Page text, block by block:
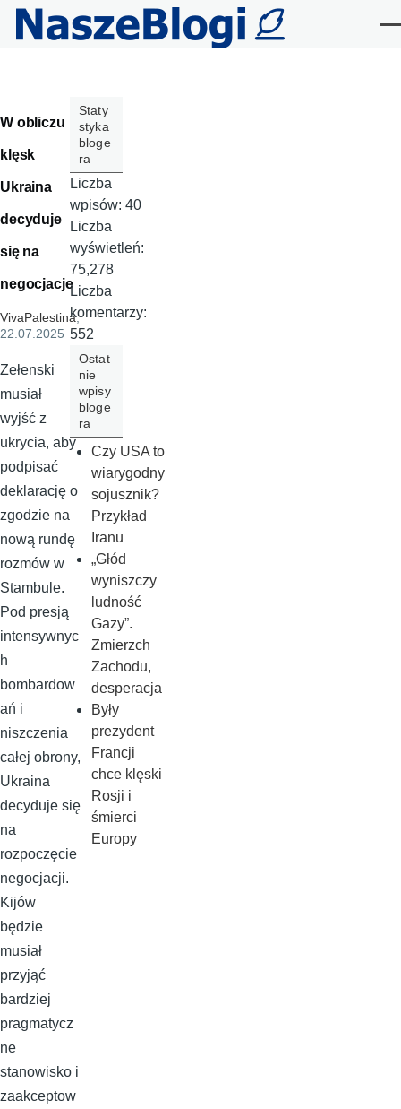
Przejdź do treści
W obliczu
klęsk
Ukraina
decyduje
się na
negocjacje
VivaPalestina,
22.07.2025
Zełenski
musiał
wyjść z
ukrycia, aby
podpisać
deklarację o
zgodzie na
nową rundę
rozmów w
Stambule.
Pod presją
intensywnyc
h
bombardow
ań i
niszczenia
całej obrony,
Ukraina
decyduje się
na
rozpoczęcie
negocjacji.
Kijów
będzie
musiał
przyjąć
bardziej
pragmatycz
ne
stanowisko i
zaakceptow
Staty
styka
bloge
ra
Liczba
wpisów: 40
Liczba
wyświetleń:
75,278
Liczba
komentarzy:
552
Ostat
nie
wpisy
bloge
ra
Czy USA to
wiarygodny
sojusznik?
Przykład
Iranu
„Głód
wyniszczy
ludność
Gazy”.
Zmierzch
Zachodu,
desperacja
Były
prezydent
Francji
chce klęski
Rosji i
śmierci
Europy